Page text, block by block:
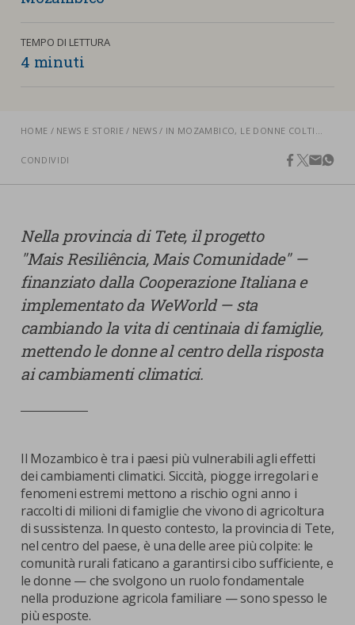
Centro studi
Aziende e Fondazioni
Trasparenza
CERCA CARRELLO
nostra cookies policy.
Cookie strettamente necessari
HOME NEWS E STORIE NEWS IN MOZAMBICO, LE DONNE COLTIVANO IL FUTURO: STORIE DI RESILIENZA CLIMATICA E SICUREZZA ALIMENTARE
CONDIVIDI facebook
twitter
email
TEMPO DI LETTURA
4 minuti
Nella provincia di Tete, il progetto
"Mais Resiliência, Mais Comunidade" —
finanziato dalla Cooperazione Italiana e
implementato da WeWorld — sta
cambiando la vita di centinaia di famiglie,
mettendo le donne al centro della risposta
ai cambiamenti climatici.
Il Mozambico è tra i paesi più vulnerabili agli effetti
dei cambiamenti climatici. Siccità, piogge irregolari e
fenomeni estremi mettono a rischio ogni anno i
raccolti di milioni di famiglie che vivono di agricoltura
di sussistenza. In questo contesto, la provincia di Tete,
nel centro del paese, è una delle aree più colpite: le
comunità rurali faticano a garantirsi cibo sufficiente, e
le donne — che svolgono un ruolo fondamentale
nella produzione agricola familiare — sono spesso le
più esposte.